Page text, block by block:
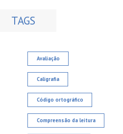
TAGS
Avaliação
Caligrafia
Código ortográfico
Compreensão da leitura